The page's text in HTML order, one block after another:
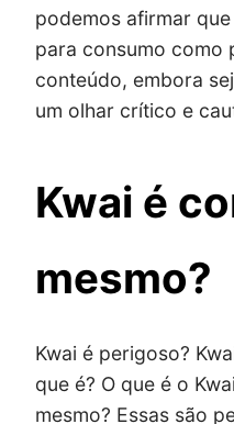
podemos afirmar
para consumo como
conteúdo, embora
um olhar crítico e
Kwai é
mesmo?
Kwai é perigoso?
que é? O que é o
mesmo? Essas são